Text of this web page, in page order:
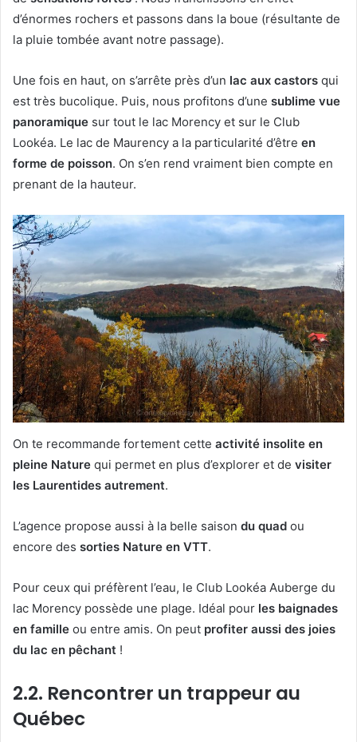
d’énormes rochers et passons dans la boue (résultante de
la pluie tombée avant notre passage).
Une fois en haut, on s’arrête près d’un lac aux castors qui
est très bucolique. Puis, nous profitons d’une sublime vue
panoramique sur tout le lac Morency et sur le Club
Lookéa. Le lac de Maurency a la particularité d’être en
forme de poisson. On s’en rend vraiment bien compte en
prenant de la hauteur.
On te recommande fortement cette activité insolite en
pleine Nature qui permet en plus d’explorer et de visiter
les Laurentides autrement.
L’agence propose aussi à la belle saison du quad ou
encore des sorties Nature en VTT.
Pour ceux qui préfèrent l’eau, le Club Lookéa Auberge du
lac Morency possède une plage. Idéal pour les baignades
en famille ou entre amis. On peut profiter aussi des joies
du lac en pêchant !
2.2. Rencontrer un trappeur au
Québec